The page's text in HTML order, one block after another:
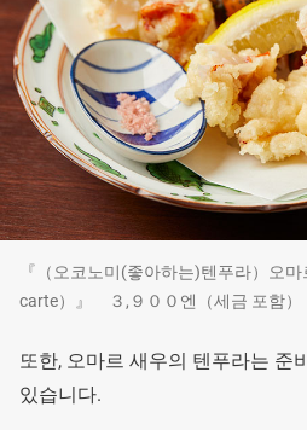
『（오코노미(좋아하는)텐푸라）오
carte）』 ３,９００엔（세금 포함）
또한, 오마르 새우의 텐푸라는 준
있습니다.